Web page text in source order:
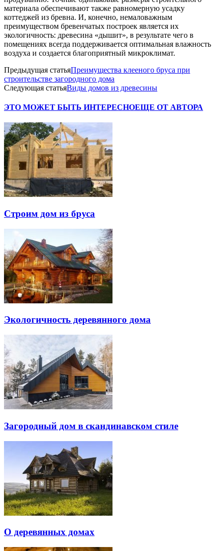
материала обеспечивают также равномерную усадку
коттеджей из бревна. И, конечно, немаловажным
преимуществом бревенчатых построек является их
экологичность: древесина «дышит», в результате чего в
помещениях всегда поддерживается оптимальная влажность
воздуха и создается благоприятный микроклимат.
Предыдущая статьяПреимущества клееного бруса при
строительстве загородного дома
Следующая статьяВиды домов из древесины
ЭТО МОЖЕТ БЫТЬ ИНТЕРЕСНОЕЩЕ ОТ АВТОРА
Строим дом из бруса
Экологичность деревянного дома
Загородный дом в скандинавском стиле
О деревянных домах